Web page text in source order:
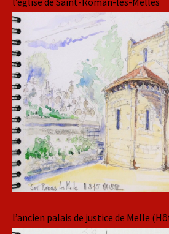
l’ancien palais de justice de Melle